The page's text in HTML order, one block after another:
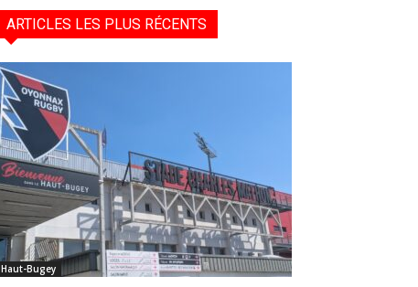
ARTICLES LES PLUS RÉCENTS
Haut-Bugey